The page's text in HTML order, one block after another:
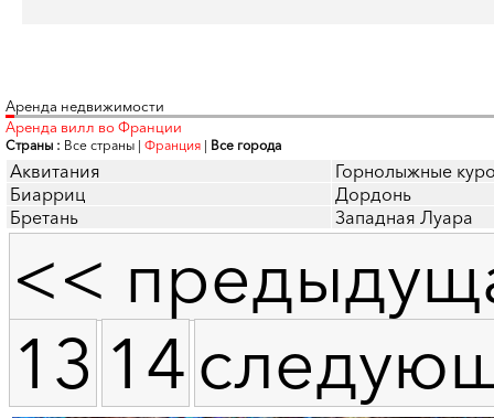
Аренда недвижимости
Аренда вилл во Франции
Страны : Все страны | Франция | Все города
Аквитания
Горнолыжные
Биарриц
Дордонь
Бретань
Западная Луара
<<
13 14